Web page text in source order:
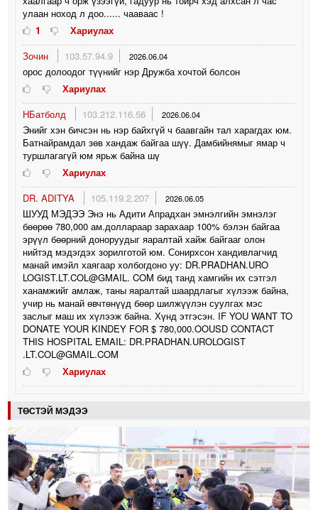
улаан ноход л доо...... чааваас !
1
Хариулах
Зочин
103.57.94.9 2026.06.04
орос долоодог түүнийг нэр Дружба хочтой болсон
Хариулах
HБатболд
103.212.116.56 2026.06.04
Энийг хэн бичсэн нь нэр байхгүй ч баавгайн тал харагдах юм.
Батнайрамдал зөв хандаж байгаа шүү. Дамбийнямыг ямар ч
туршлагагүй юм ярьж байна шү
Хариулах
DR. ADITYA
105.119.2.207 2026.06.05
ШУУД МЭДЭЭ Энэ нь Адити Апрадхан эмнэлгийн эмнэлэг
бөөрөө 780,000 ам.доллараар зарахаар 100% бэлэн байгаа
эрүүл бөөрний доноруудыг яаралтай хайж байгааг олон
нийтэд мэдэгдэх зорилготой юм. Сонирхсон хандивлагчид
манай имэйл хаягаар холбогдоно уу: DR.PRADHAN.URO
LOGIST.LT.COL@GMAIL. COM бид танд хамгийн их сэтгэл
ханамжийг амлаж, таны яаралтай шаардлагыг хүлээж байна,
учир нь манай өвчтөнүүд бөөр шилжүүлэн суулгах мэс
заслыг маш их хүлээж байна. Хүнд этгэсэн. IF YOU WANT TO
DONATE YOUR KINDEY FOR $ 780,000.OOUSD CONTACT
THIS HOSPITAL EMAIL: DR.PRADHAN.UROLOGIST
.LT.COL@GMAIL.COM
Хариулах
ТӨСТЭЙ МЭДЭЭ